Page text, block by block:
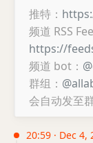
推特：
频道 RSS
https://
频道 bot：
群组：
会自动发至
20:59 · Dec 4,